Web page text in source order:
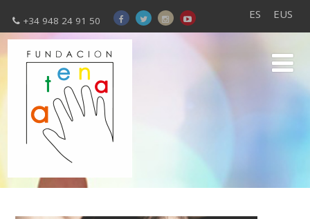
ES EUS
+34 948 24 91 50